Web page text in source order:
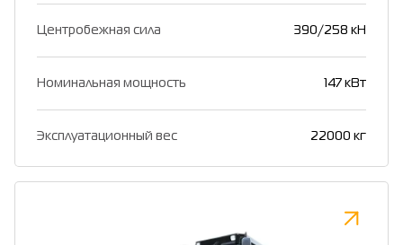
Центробежная сила 390/258 кН
Номинальная мощность 147 кВт
Эксплуатационный вес 22000 кг